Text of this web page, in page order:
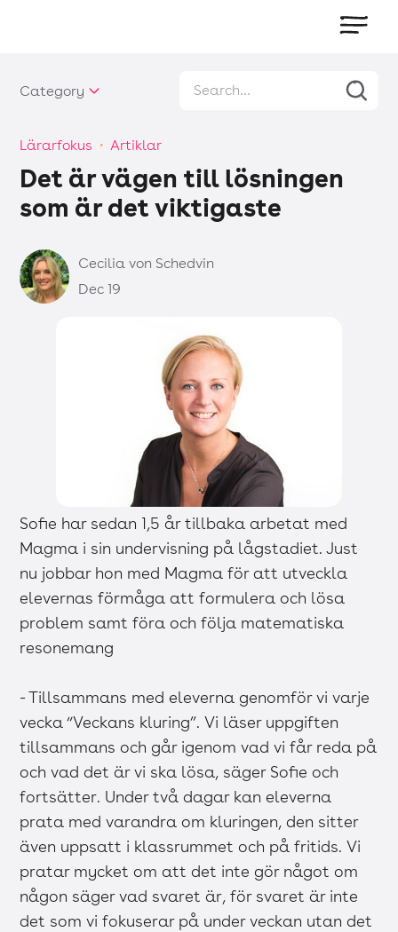
Category
Lärarfokus ・ Artiklar
Det är vägen till lösningen
som är det viktigaste
Cecilia von Schedvin
Dec 19
Sofie har sedan 1,5 år tillbaka arbetat med
Magma i sin undervisning på lågstadiet. Just
nu jobbar hon med Magma för att utveckla
elevernas förmåga att formulera och lösa
problem samt föra och följa matematiska
resonemang
- Tillsammans med eleverna genomför vi varje
vecka “Veckans kluring”. Vi läser uppgiften
tillsammans och går igenom vad vi får reda på
och vad det är vi ska lösa, säger Sofie och
fortsätter. Under två dagar kan eleverna
prata med varandra om kluringen, den sitter
även uppsatt i klassrummet och på fritids. Vi
pratar mycket om att det inte gör något om
någon säger vad svaret är, för svaret är inte
det som vi fokuserar på under veckan utan det